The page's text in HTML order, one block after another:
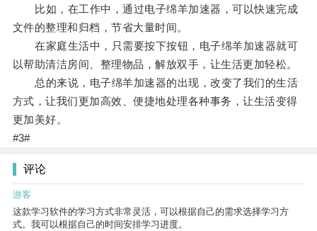
比如，在工作中，通过电子绵羊加速器，可以快速完成
文件的整理和归档，节省大量时间。
在家庭生活中，只需要按下按钮，电子绵羊加速器就可
以帮助清洁房间、整理物品，解放双手，让生活更加轻松。
总的来说，电子绵羊加速器的出现，改变了我们的生活
方式，让我们更加高效、便捷地处理各种事务，让生活变得
更加美好。
#3#
评论
游客
这款学习软件的学习方式非常灵活，可以根据自己的需求选择学习方
式。我可以根据自己的时间安排学习进度。